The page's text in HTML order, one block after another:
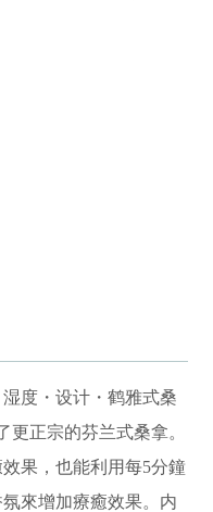
度・设计・鹤雅式桑
正宗的芬兰式桑拿。
果，也能利用每5分鐘
來增加療癒效果。内